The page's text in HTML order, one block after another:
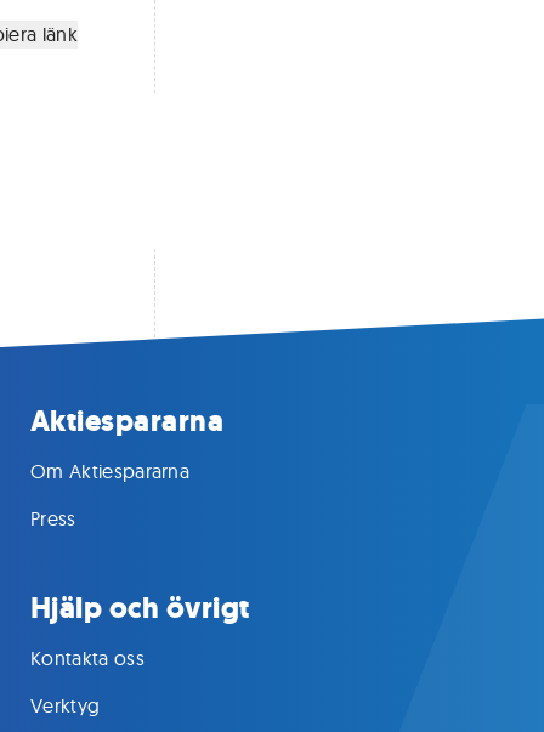
länk
Aktiespararna
Om Aktiespararna
Press
Hjälp och övrigt
Kontakta oss
Verktyg